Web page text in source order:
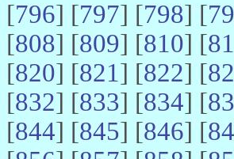
[796] [797] [798] [
[808] [809] [810] [
[820] [821] [822] [
[832] [833] [834] [
[844] [845] [846] [